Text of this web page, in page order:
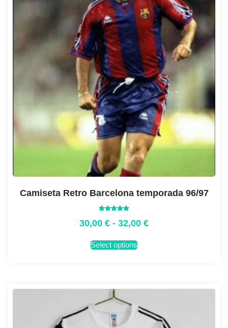
Camiseta Retro Barcelona temporada 96/97
con
5.00
30,00 € - 32,00 €
Select options